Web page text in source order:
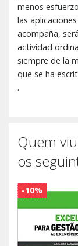
menos
las
acompaña,
actividad
siempre de la
que se ha
.
Quem
os
-10%